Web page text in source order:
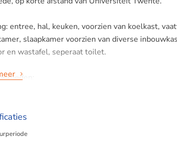
entree, hal, keuken, voorzien van koelkast,
slaapkamer voorzien van diverse
en wastafel, seperaat toilet.
gas/water/elektra;